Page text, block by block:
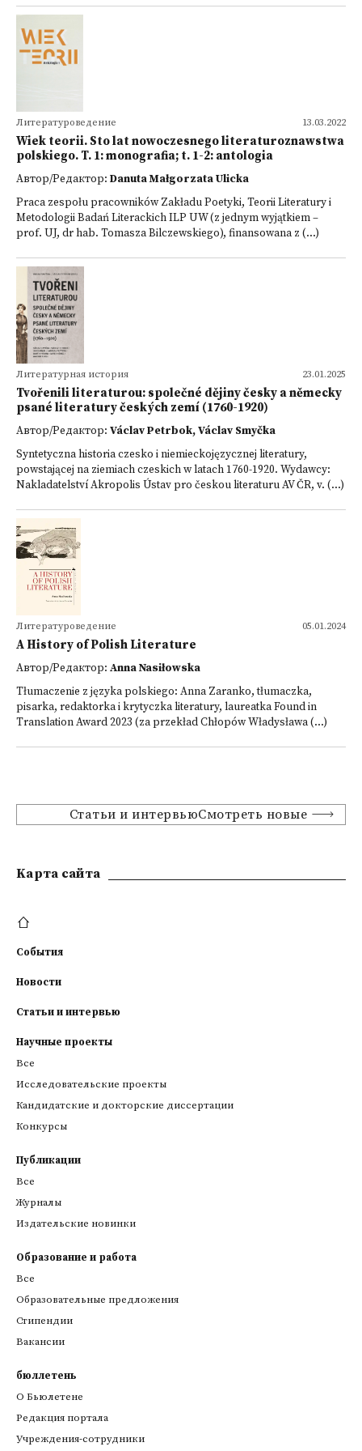
13.03.2022
Литературоведение
Wiek teorii. Sto lat nowoczesnego literaturoznawstwa
polskiego. T. 1: monografia; t. 1-2: antologia
Автор/Редактор: Danuta Małgorzata Ulicka
Praca zespołu pracowników Zakładu Poetyki, Teorii Literatury i
Metodologii Badań Literackich ILP UW (z jednym wyjątkiem –
prof. UJ, dr hab. Tomasza Bilczewskiego), finansowana z (...)
23.01.2025
Литературная история
Tvořenili literaturou: společné dějiny česky a německy
psané literatury českých zemí (1760-1920)
Автор/Редактор: Václav Petrbok, Václav Smyčka
Syntetyczna historia czesko i niemieckojęzycznej literatury,
powstającej na ziemiach czeskich w latach 1760-1920. Wydawcy:
Nakladatelství Akropolis Ústav pro českou literaturu AV ČR, v. (...)
05.01.2024
Литературоведение
A History of Polish Literature
Автор/Редактор: Anna Nasiłowska
Tłumaczenie z języka polskiego: Anna Zaranko, tłumaczka,
pisarka, redaktorka i krytyczka literatury, laureatka Found in
Translation Award 2023 (za przekład Chłopów Władysława (...)
Статьи и интервьюСмотреть новые
Kарта сайта
События
Новости
Статьи и интервью
Научные проекты
Все
Исследовательские проекты
Кандидатские и докторские диссертации
Конкурсы
Публикации
Все
Журналы
Издательские новинки
Образование и работа
Все
Образовательные предложения
Стипендии
Вакансии
бюллетень
О Бьюлетене
Редакция портала
Учреждения-сотрудники